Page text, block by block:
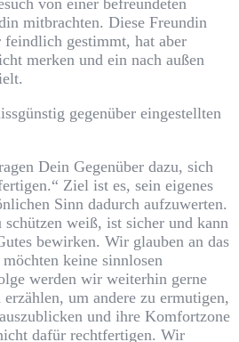
mitbrachten. Diese Freundin
feindlich gestimmt, hat aber
merken und ein nach außen
gegenüber eingestellten
Dein Gegenüber dazu, sich
Ziel ist es, sein eigenes
Sinn dadurch aufzuwerten.
weiß, ist sicher und kann
bewirken. Wir glauben an das
keine sinnlosen
werden wir weiterhin gerne
um andere zu ermutigen,
und ihre Komfortzone
dafür rechtfertigen. Wir